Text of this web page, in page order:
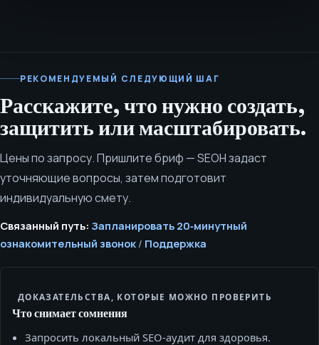
РЕКОМЕНДУЕМЫЙ СЛЕДУЮЩИЙ ШАГ
Расскажите, что нужно создать,
защитить или масштабировать.
Цены по запросу. Пришлите бриф — SEOH задаст
уточняющие вопросы, затем подготовит
индивидуальную смету.
Связанный путь: Запланировать 20‑минутный
ознакомительный звонок / Поддержка
ДОКАЗАТЕЛЬСТВА, КОТОРЫЕ МОЖНО ПРОВЕРИТЬ
Что снимает сомнения
Запросить локальный SEO‑аудит для здоровья.